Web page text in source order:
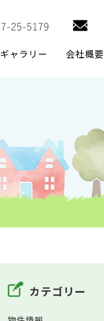
ギャラリー 会社概要
カテゴリー